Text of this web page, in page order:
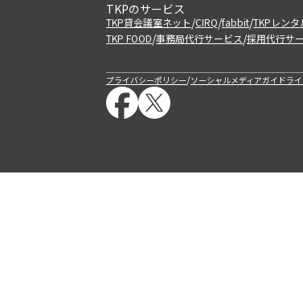
TKPのサービス
TKP貸会議室ネット/CIRQ/fabbit/TKPレンタ
TKP FOOD/事務局代行サービス/採用代行サ
プライバシーポリシー/ソーシャルメディアガイドラ